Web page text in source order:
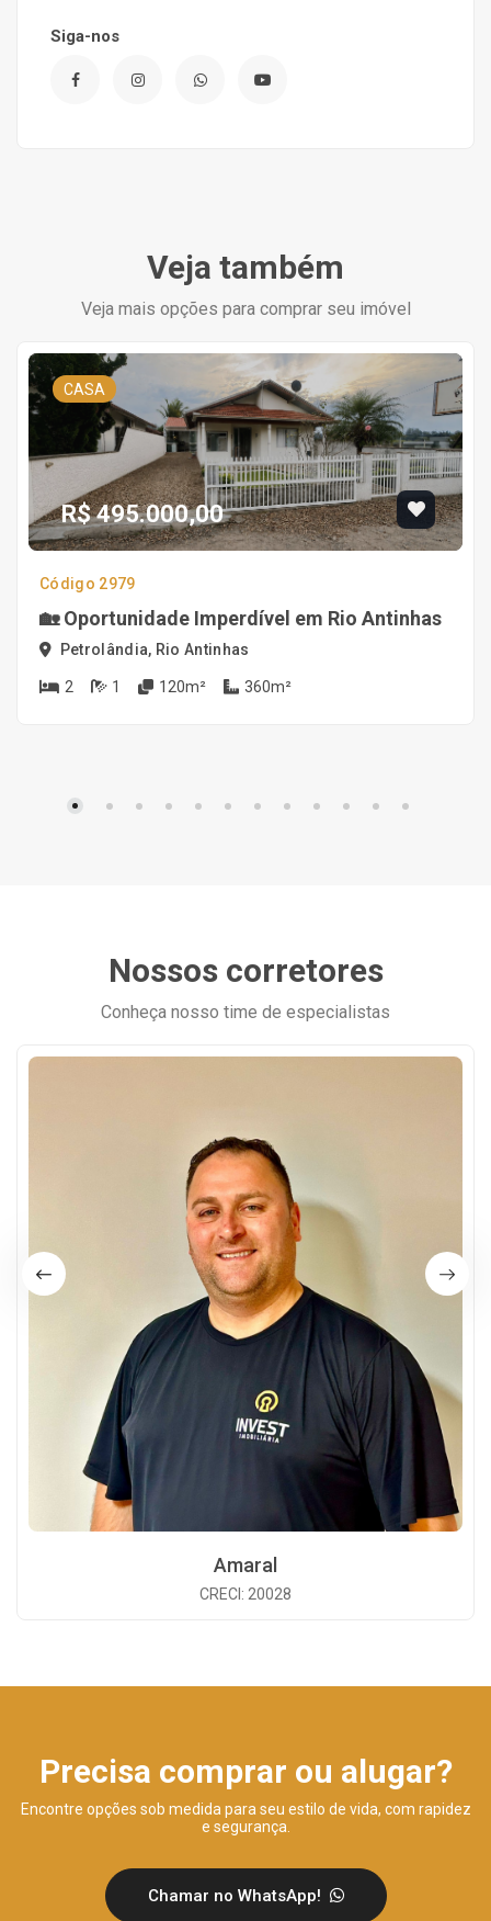
Siga-nos
Veja também
Veja mais opções para comprar seu imóvel
CASA
R$ 495.000,00
Código 2979
🏡 Oportunidade Imperdível em Rio Antinhas
Petrolândia, Rio Antinhas
2 1 120m² 360m²
Nossos corretores
Conheça nosso time de especialistas
Amaral
CRECI: 20028
Precisa comprar ou alugar?
Encontre opções sob medida para seu estilo de vida, com rapidez
e segurança.
Chamar no WhatsApp!